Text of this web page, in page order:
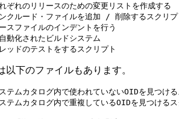
のリリースのための変更リストを作成する
ード・ファイルを追加 / 削除するスクリプ
ァイルのインデントを行う
されたビルドシステム
以下のファイルもあります。
カタログ内で使われていないOIDを見つける